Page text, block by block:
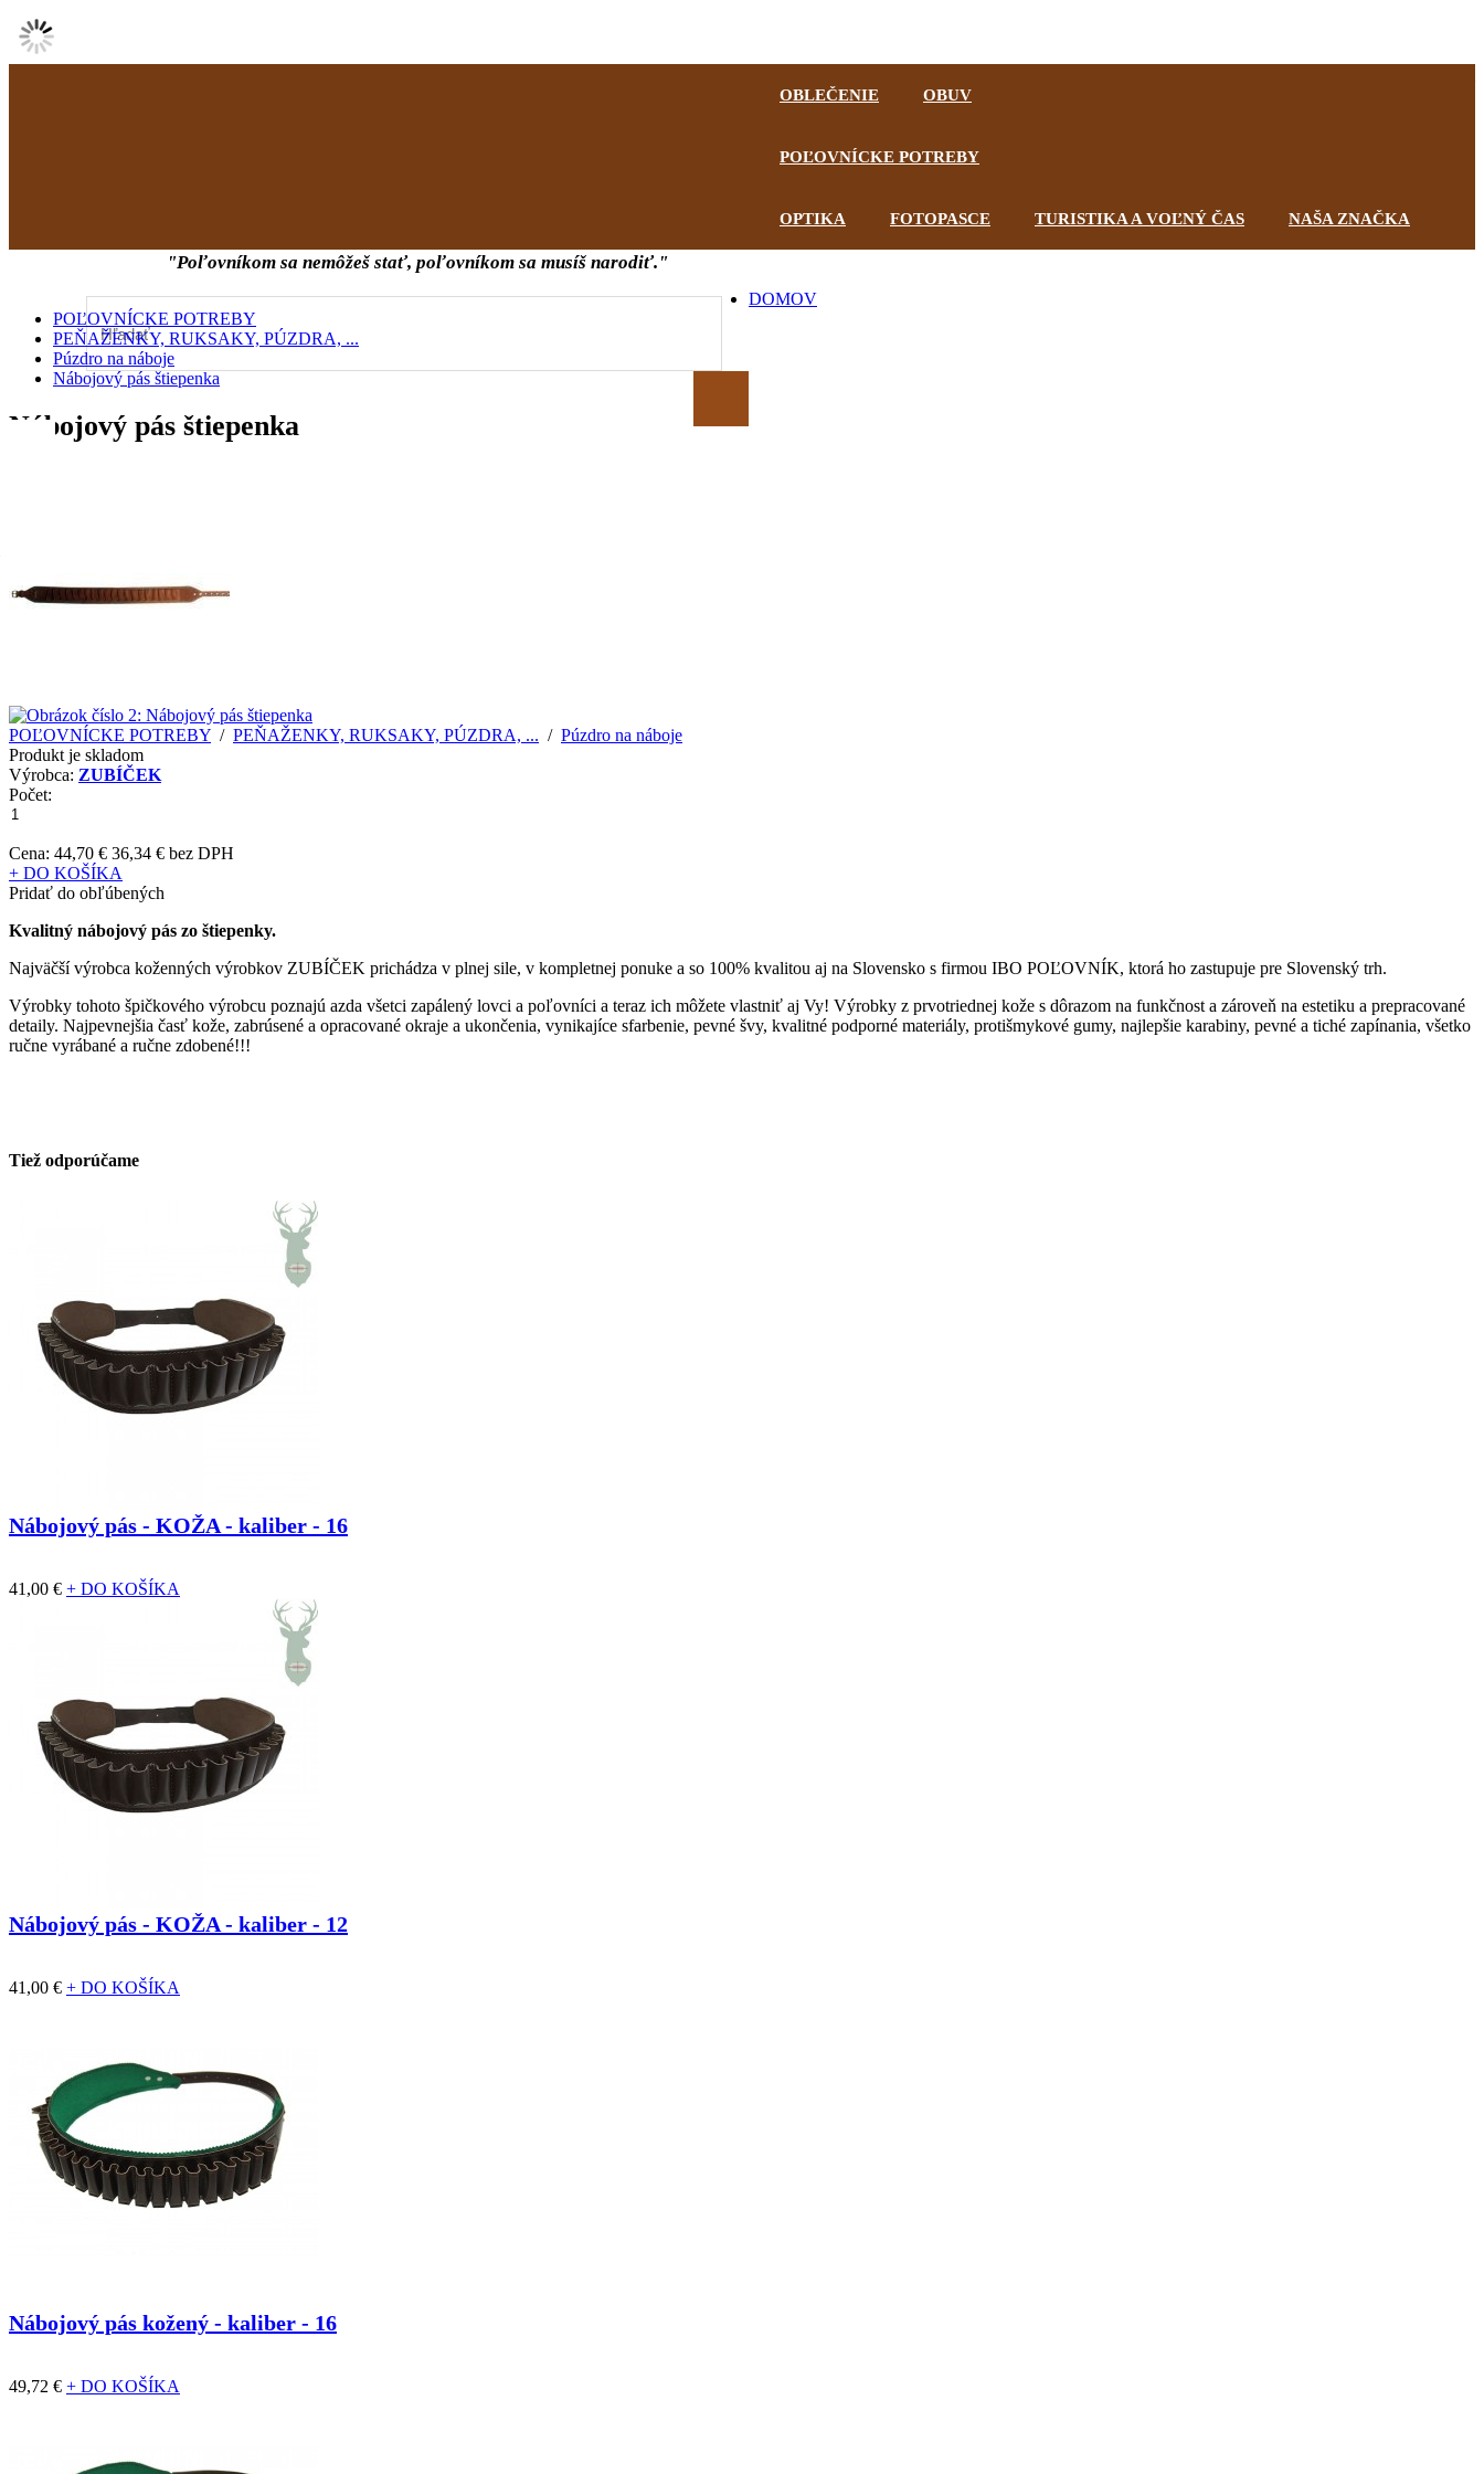
"Poľovníkom sa nemôžeš stať, poľovníkom sa musíš narodiť."
OBLEČENIE OBUV
POĽOVNÍCKE POTREBY
OPTIKA FOTOPASCE TURISTIKA A VOĽNÝ ČAS NAŠA ZNAČKA
DOMOV
POĽOVNÍCKE POTREBY
PEŇAŽENKY, RUKSAKY, PÚZDRA, ...
Púzdro na náboje
Nábojový pás štiepenka
Nábojový pás štiepenka
POĽOVNÍCKE POTREBY / PEŇAŽENKY, RUKSAKY, PÚZDRA, ... / Púzdro na náboje
Produkt je skladom
Výrobca: ZUBÍČEK
Počet:
Cena: 44,70 € 36,34 € bez DPH
+ DO KOŠÍKA
Pridať do obľúbených
Kvalitný nábojový pás zo štiepenky.
Najväčší výrobca koženných výrobkov ZUBÍČEK prichádza v plnej sile, v kompletnej ponuke a so 100% kvalitou aj na Slovensko s firmou IBO POĽOVNÍK, ktorá ho zastupuje pre Slovenský trh.
Výrobky tohoto špičkového výrobcu poznajú azda všetci zapálený lovci a poľovníci a teraz ich môžete vlastniť aj Vy! Výrobky z prvotriednej kože s dôrazom na funkčnost a zároveň na estetiku a prepracované
detaily. Najpevnejšia časť kože, zabrúsené a opracované okraje a ukončenia, vynikajíce sfarbenie, pevné švy, kvalitné podporné materiály, protišmykové gumy, najlepšie karabiny, pevné a tiché zapínania, všetko
ručne vyrábané a ručne zdobené!!!
Tiež odporúčame
Nábojový pás - KOŽA - kaliber - 16
41,00 € + DO KOŠÍKA
Nábojový pás - KOŽA - kaliber - 12
41,00 € + DO KOŠÍKA
Nábojový pás kožený - kaliber - 16
49,72 € + DO KOŠÍKA